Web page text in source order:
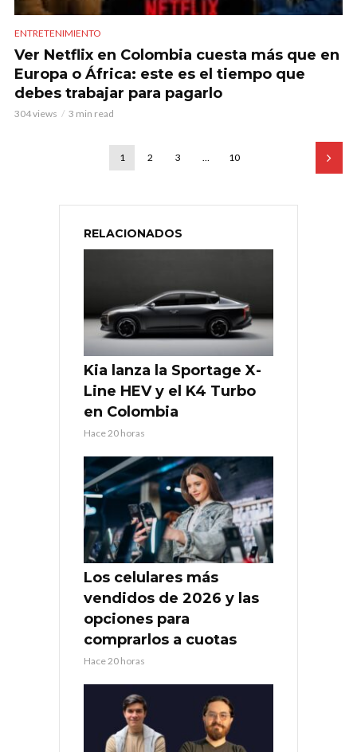
ENTRETENIMIENTO
Ver Netflix en Colombia cuesta más que en
Europa o África: este es el tiempo que
debes trabajar para pagarlo
304 views 3 min read
1 2 3 … 10
RELACIONADOS
Kia lanza la Sportage X-
Line HEV y el K4 Turbo
en Colombia
Hace 20 horas
Los celulares más
vendidos de 2026 y las
opciones para
comprarlos a cuotas
Hace 20 horas